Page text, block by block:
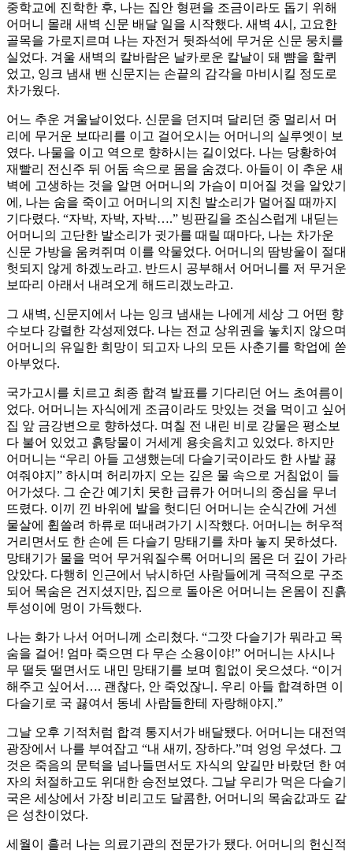
중학교에 진학한 후, 나는 집안 형편을 조금이라도 돕기 위해
어머니 몰래 새벽 신문 배달 일을 시작했다. 새벽 4시, 고요한
골목을 가로지르며 나는 자전거 뒷좌석에 무거운 신문 뭉치를
실었다. 겨울 새벽의 칼바람은 날카로운 칼날이 돼 뺨을 할퀴
었고, 잉크 냄새 밴 신문지는 손끝의 감각을 마비시킬 정도로
차가웠다.
​어느 추운 겨울날이었다. 신문을 던지며 달리던 중 멀리서 머
리에 무거운 보따리를 이고 걸어오시는 어머니의 실루엣이 보
였다. 나물을 이고 역으로 향하시는 길이었다. 나는 당황하여
재빨리 전신주 뒤 어둠 속으로 몸을 숨겼다. 아들이 이 추운 새
벽에 고생하는 것을 알면 어머니의 가슴이 미어질 것을 알았기
에, 나는 숨을 죽이고 어머니의 지친 발소리가 멀어질 때까지
기다렸다.​ “자박, 자박, 자박….” ​빙판길을 조심스럽게 내딛는
어머니의 고단한 발소리가 귓가를 때릴 때마다, 나는 차가운
신문 가방을 움켜쥐며 이를 악물었다. 어머니의 땀방울이 절대
헛되지 않게 하겠노라고. 반드시 공부해서 어머니를 저 무거운
보따리 아래서 내려오게 해드리겠노라고.
그 새벽, 신문지에서 나는 잉크 냄새는 나에게 세상 그 어떤 향
수보다 강렬한 각성제였다. 나는 전교 상위권을 놓치지 않으며
어머니의 유일한 희망이 되고자 나의 모든 사춘기를 학업에 쏟
아부었다.
국가고시를 치르고 최종 합격 발표를 기다리던 어느 초여름이
었다. 어머니는 자식에게 조금이라도 맛있는 것을 먹이고 싶어
집 앞 금강변으로 향하셨다. 며칠 전 내린 비로 강물은 평소보
다 불어 있었고 흙탕물이 거세게 용솟음치고 있었다. 하지만
어머니는 “우리 아들 고생했는데 다슬기국이라도 한 사발 끓
여줘야지” 하시며 허리까지 오는 깊은 물 속으로 거침없이 들
어가셨다.​ 그 순간 예기치 못한 급류가 어머니의 중심을 무너
뜨렸다. 이끼 낀 바위에 발을 헛디딘 어머니는 순식간에 거센
물살에 휩쓸려 하류로 떠내려가기 시작했다. 어머니는 허우적
거리면서도 한 손에 든 다슬기 망태기를 차마 놓지 못하셨다.
망태기가 물을 먹어 무거워질수록 어머니의 몸은 더 깊이 가라
앉았다. 다행히 인근에서 낚시하던 사람들에게 극적으로 구조
되어 목숨은 건지셨지만, 집으로 돌아온 어머니는 온몸이 진흙
투성이에 멍이 가득했다.​
나는 화가 나서 어머니께 소리쳤다. “그깟 다슬기가 뭐라고 목
숨을 걸어! 엄마 죽으면 다 무슨 소용이야!” 어머니는 사시나
무 떨듯 떨면서도 내민 망태기를 보며 힘없이 웃으셨다. “이거
해주고 싶어서…. 괜찮다, 안 죽었잖니. 우리 아들 합격하면 이
다슬기로 국 끓여서 동네 사람들한테 자랑해야지.”
그날 오후 기적처럼 합격 통지서가 배달됐다. 어머니는 대전역
광장에서 나를 부여잡고 “내 새끼, 장하다.”며 엉엉 우셨다. 그
것은 죽음의 문턱을 넘나들면서도 자식의 앞길만 바랐던 한 여
자의 처절하고도 위대한 승전보였다. 그날 우리가 먹은 다슬기
국은 세상에서 가장 비리고도 달콤한, 어머니의 목숨값과도 같
은 성찬이었다.
세월이 흘러 나는 의료기관의 전문가가 됐다. 어머니의 헌신적